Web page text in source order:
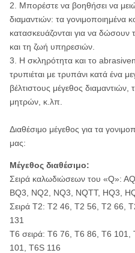
2. Μπορέστε να βοηθήσει να
διαμαντιών: τα γονιμοποιημένα
κατασκευάζονται για να δώσουν
και τη ζωή υπηρεσιών.
3. Η σκληρότητα και το
τρυπιέται με τρυπάνι κατά ένα
βέλτιστους μέγεθος
μητρών, κ.λπ.
Διαθέσιμο μέγεθος για τα
μας:
Μέγεθος διαθέσιμο:
Σειρά καλωδιώσεων του «Q»:
BQ3, NQ2, NQ3, NQTT, HQ3,
Σειρά T2: T2 46, T2 56, T2 66,
131
T6 σειρά: T6 76, T6 86, T6
101, T6S 116